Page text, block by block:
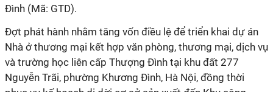
Đình (Mã: GTD).
Đợt phát hành nhằm tăng vốn điều lệ để triển khai dự án
Nhà ở thương mại kết hợp văn phòng, thương mại, dịch vụ
và trường học liên cấp Thượng Đình tại khu đất 277
Nguyễn Trãi, phường Khương Đình, Hà Nội, đồng thời